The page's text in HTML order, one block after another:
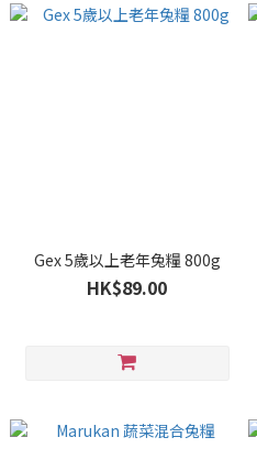
Gex 5歲以上老年兔糧 800g
HK$89.00